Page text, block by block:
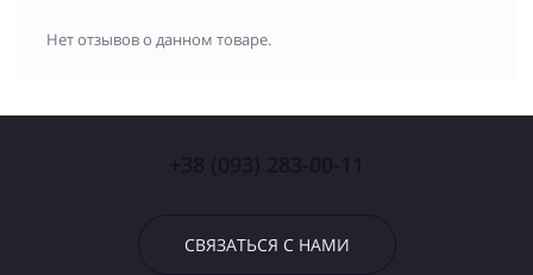
Нет отзывов о данном товаре.
СВЯЗАТЬСЯ С НАМИ